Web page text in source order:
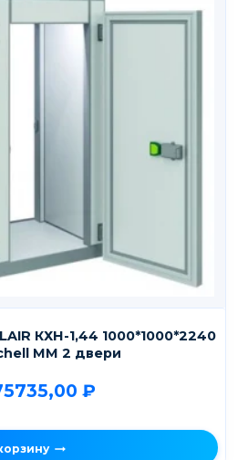
КХН-1,44 1000*1000*2240
MM 2 двери
₽